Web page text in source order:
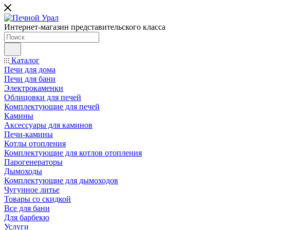
Интернет-магазин представительского класса
Каталог
Печи для дома
Печи для бани
Электрокаменки
Облицовки для печей
Комплектующие для печей
Камины
Аксессуары для каминов
Печи-камины
Котлы отопления
Комплектующие для котлов отопления
Парогенераторы
Дымоходы
Комплектующие для дымоходов
Чугунное литье
Товары со скидкой
Все для бани
Для барбекю
Услуги